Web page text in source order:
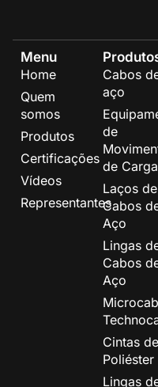
Menu
Home
Quem
somos
Produtos
Certificações
Vídeos
Representantes
Cabos
aço
de
de Carga
Laços de
Cabos
Aço
Lingas
Cabos
Aço
Cintas de
Poliéster
Lingas